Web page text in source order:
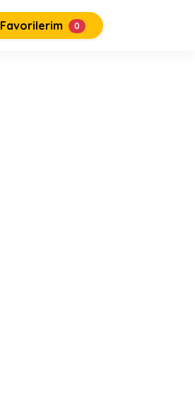
Favorilerim 0